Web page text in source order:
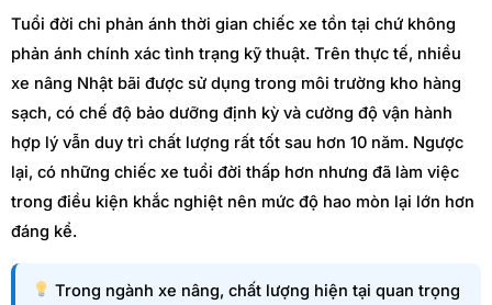
Tuổi đời chỉ phản ánh thời gian chiếc xe tồn tại chứ không
phản ánh chính xác tình trạng kỹ thuật. Trên thực tế, nhiều
xe nâng Nhật bãi được sử dụng trong môi trường kho hàng
sạch, có chế độ bảo dưỡng định kỳ và cường độ vận hành
hợp lý vẫn duy trì chất lượng rất tốt sau hơn 10 năm. Ngược
lại, có những chiếc xe tuổi đời thấp hơn nhưng đã làm việc
trong điều kiện khắc nghiệt nên mức độ hao mòn lại lớn hơn
đáng kể.
Trong ngành xe nâng, chất lượng hiện tại quan trọng